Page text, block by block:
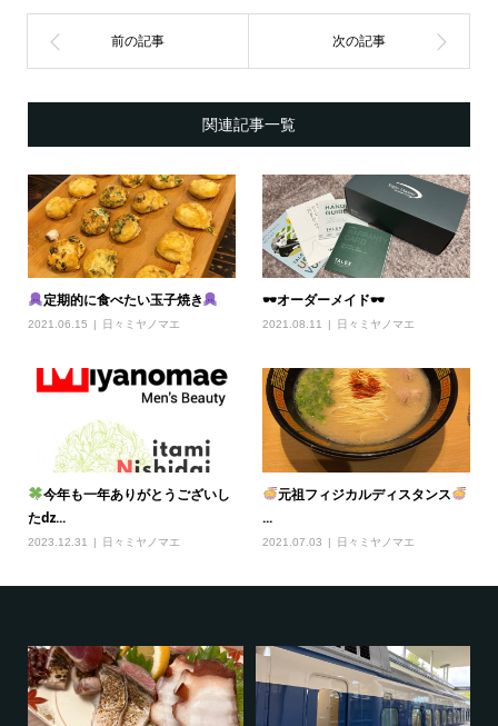
関連記事一覧
定期的に食べたい玉子焼き
2021.06.15 日々ミヤノマエ
🕶オーダーメイド🕶
2021.08.11 日々ミヤノマエ
今年も一年ありがとうございし
たǳ...
2023.12.31 日々ミヤノマエ
元祖フィジカルディスタンス
...
2021.07.03 日々ミヤノマエ